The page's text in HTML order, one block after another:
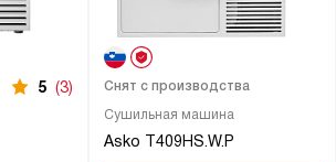
5 (3)
Сушильная машина
Asko T409HS.W.P
Снят с производства